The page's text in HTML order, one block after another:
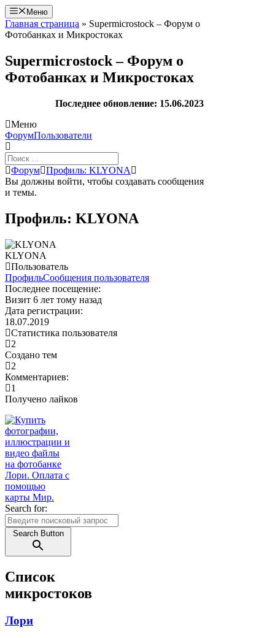
Перейти
к
содержимому
Меню
Главная страница » Supermicrostock – Форум о
Фотобанках и Микростоках
Supermicrostock – Форум о
Фотобанках и Микростоках
Последнее обновление: 15.06.2023
Меню
Навигация
Форума
ФорумПользователи
Форум
breadcrumbs
-
здесь:
Форум Профиль: KLYONA
Вы должны войти, чтобы создавать сообщения
и темы.
Профиль: KLYONA
KLYONA
Пользователь
ПрофильСообщения пользователя
Последнее посещение:
Визит 6 лет тому назад
Дата регистрации:
18.07.2019
Статистика пользователя
2
Создано тем
2
Комментариев:
1
Получено лайков
Search for:
Search Button
Список
микростоков
Лори